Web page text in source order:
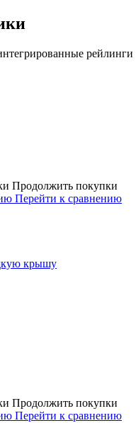
рейлинги
Продолжить покупки
Перейти к сравнению
крышу
Продолжить покупки
Перейти к сравнению